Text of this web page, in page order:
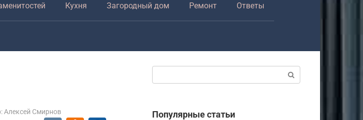
Кухня Загородный дом Ремонт Ответы
Алексей Смирнов Популярные статьи